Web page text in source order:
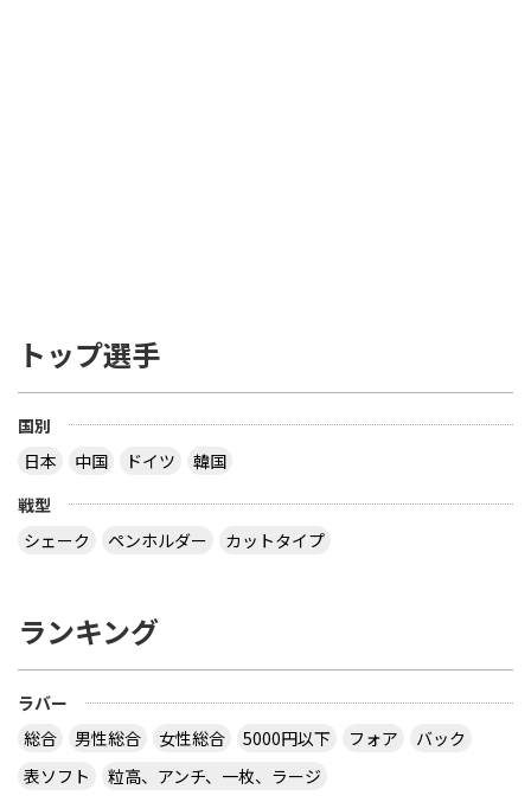
トップ選手
国別
日本
中国 ドイツ
韓国
戦型
シェーク
ペンホルダー カットタイプ
ランキング
ラバー
総合
男性総合 女性総合 5000円以下 フォア
バック
表ソフト
粒高、アンチ、一枚、ラージ